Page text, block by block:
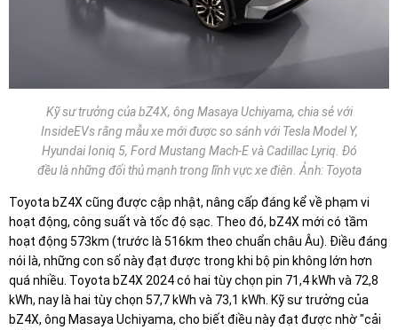
Kỹ sư trưởng của bZ4X, ông Masaya Uchiyama, chia sẻ với
InsideEVs rằng mẫu xe mới được so sánh với Tesla Model Y,
Hyundai Ioniq 5, Ford Mustang Mach-E và Cadillac Lyriq. Đó
đều là những đối thủ mạnh trong lĩnh vực xe điện. Ảnh: Toyota
Toyota bZ4X cũng được cập nhật, nâng cấp đáng kể về phạm vi
hoạt động, công suất và tốc độ sạc. Theo đó, bZ4X mới có tầm
hoạt động 573km (trước là 516km theo chuẩn châu Âu). Điều đáng
nói là, những con số này đạt được trong khi bộ pin không lớn hơn
quá nhiều. Toyota bZ4X 2024 có hai tùy chọn pin 71,4 kWh và 72,8
kWh, nay là hai tùy chọn 57,7 kWh và 73,1 kWh. Kỹ sư trưởng của
bZ4X, ông Masaya Uchiyama, cho biết điều này đạt được nhờ "cải